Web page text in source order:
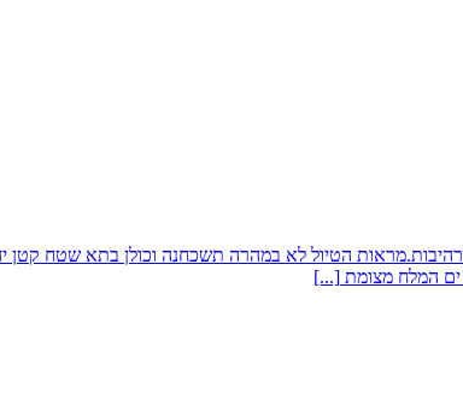
הטיול לא במהרה תשכחנה וכולן בתא שטח קטן
ים המלח מצומת [...]